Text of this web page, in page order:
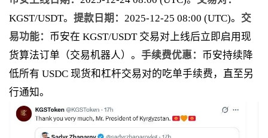
KGST/USDT。 提款日期： 2025-12-25 08:00 (UTC)。 交
易功能： 币安在 KGST/USDT 交易对上线后立即启用现
货算法订单（交易机器人）。 手续费优惠： 币安持续降
低所有 USDC 现货和杠杆交易对的吃单手续费，直至另
行通知。